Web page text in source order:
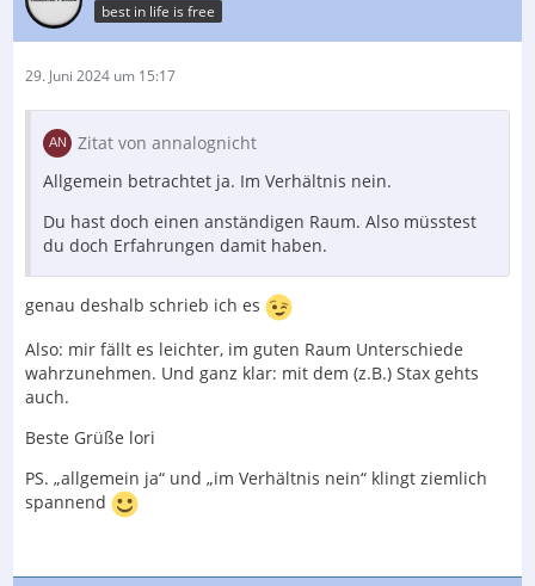
best in life is free
29. Juni 2024 um 15:17
Zitat von annalognicht
Allgemein betrachtet ja. Im Verhältnis nein.
Du hast doch einen anständigen Raum. Also müsstest
du doch Erfahrungen damit haben.
genau deshalb schrieb ich es
Also: mir fällt es leichter, im guten Raum Unterschiede
wahrzunehmen. Und ganz klar: mit dem (z.B.) Stax gehts
auch.
Beste Grüße lori
PS. „allgemein ja“ und „im Verhältnis nein“ klingt ziemlich
spannend